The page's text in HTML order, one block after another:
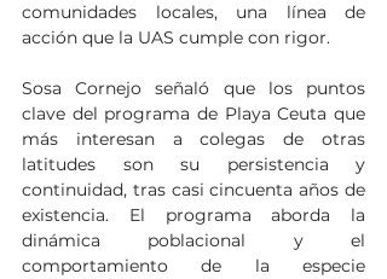
comunidades locales, una línea de
acción que la UAS cumple con rigor.
Sosa Cornejo señaló que los puntos
clave del programa de Playa Ceuta que
más interesan a colegas de otras
latitudes son su persistencia y
continuidad, tras casi cincuenta años de
existencia. El programa aborda la
dinámica poblacional y el
comportamiento de la especie